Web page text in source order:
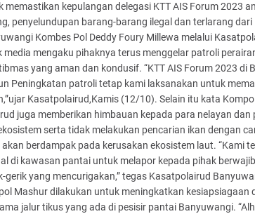
memastikan kepulangan delegasi KTT AIS Forum 2023
penyelundupan barang-barang ilegal dan terlarang
Kombes Pol Deddy Foury Millewa melalui
media mengaku pihaknya terus menggelar patroli
yang aman dan kondusif. “KTT AIS Forum 2023 di
Peningkatan patroli tetap kami laksanakan untuk
Kasatpolairud,Kamis (12/10). Selain itu kata
juga memberikan himbauan kepada para nelayan
serta tidak melakukan pencarian ikan dengan
berdampak pada kerusakan ekosistem laut. “Kami
di kawasan pantai untuk melapor kepada pihak
gerik yang mencurigakan,” tegas Kasatpolairud
Mashur dilakukan untuk meningkatkan kesiapsiagaan
jalur tikus yang ada di pesisir pantai Banyuwangi.